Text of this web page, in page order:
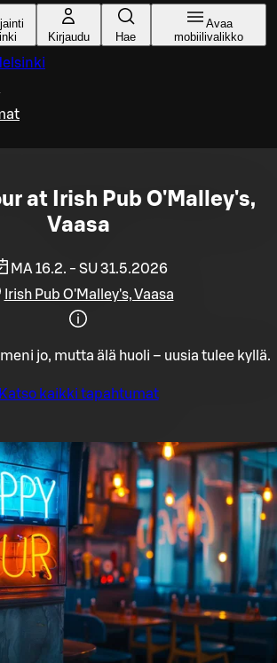
Kirjaudu Hae
Avaa
mobiilivalikko
at Irish Pub O'Malley's,
Vaasa
MA 16.2. - SU 31.5.2026
Irish Pub O'Malley's, Vaasa
jo, mutta älä huoli – uusia tulee kyllä.
Katso kaikki tapahtumat